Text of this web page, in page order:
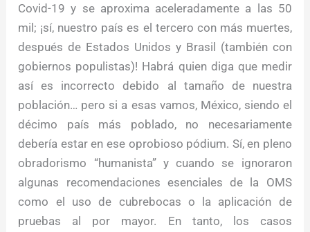
Covid-19 y se aproxima aceleradamente a las 50
mil; ¡sí, nuestro país es el tercero con más muertes,
después de Estados Unidos y Brasil (también con
gobiernos populistas)! Habrá quien diga que medir
así es incorrecto debido al tamaño de nuestra
población… pero si a esas vamos, México, siendo el
décimo país más poblado, no necesariamente
debería estar en ese oprobioso pódium. Sí, en pleno
obradorismo “humanista” y cuando se ignoraron
algunas recomendaciones esenciales de la OMS
como el uso de cubrebocas o la aplicación de
pruebas al por mayor. En tanto, los casos